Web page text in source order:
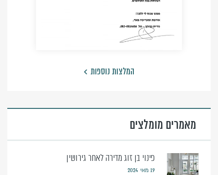
המלצות נוספות
מאמרים מומלצים
פינוי בן זוג מדירה לאחר גירושין
19 מאי 2024